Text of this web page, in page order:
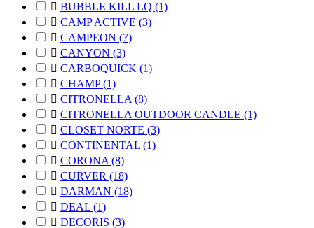
 BUBBLE KILL LQ (1)
 CAMP ACTIVE (3)
 CAMPEON (7)
 CANYON (3)
 CARBOQUICK (1)
 CHAMP(1)
 CITRONELLA(8)
 CITRONELLA OUTDOOR CANDLE (1)
 CLOSET NORTE (3)
 CONTINENTAL (1)
 CORONA(8)
 CURVER (18)
 DARMAN (18)
 DEAL (1)
 DECORIS (3)